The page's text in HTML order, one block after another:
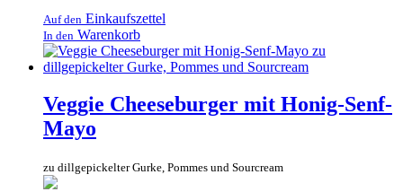
Auf den Einkaufszettel
In den Warenkorb
Veggie Cheeseburger mit Honig-Senf-
Mayo
zu dillgepickelter Gurke, Pommes und Sourcream